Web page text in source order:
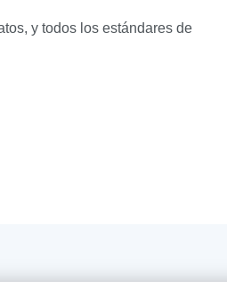
y todos los estándares de